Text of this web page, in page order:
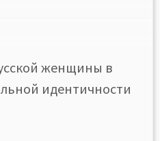
женщины в
идентичности